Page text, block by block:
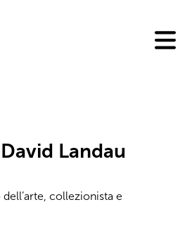
Landau
collezionista e